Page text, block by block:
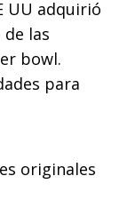
UU adquirió
de las
bowl.
para
originales